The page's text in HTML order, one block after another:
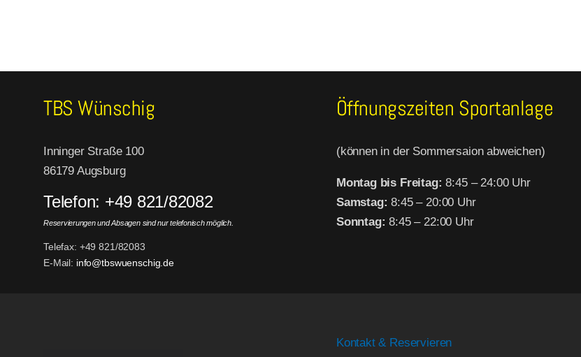
TBS Wünschig
Inninger Straße 100
86179 Augsburg
Telefon: +49 821/82082
Reservierungen und Absagen sind nur telefonisch möglich.
Telefax: +49 821/82083
E-Mail: info@tbswuenschig.de
Öffnungszeiten Sportanlage
(können in der Sommersaion abweichen)
Montag bis Freitag: 8:45 – 24:00 Uhr
Samstag:8:45 – 20:00 Uhr
Sonntag: 8:45 – 22:00 Uhr
Kontakt & Reservieren